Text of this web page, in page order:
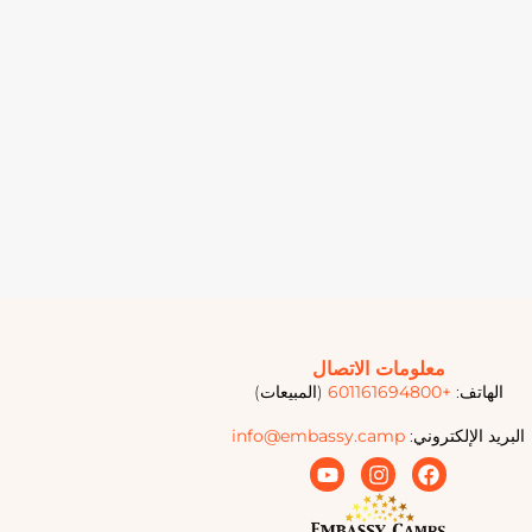
معلومات الاتصال
الهاتف: +601161694800 (المبيعات)
البريد الإلكتروني: info@embassy.camp
F
a
I
n
s
Y
o